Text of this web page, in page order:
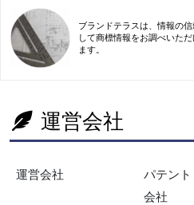
ブランドテラスは、情報の
して商標情報をお調べいた
ます。
運営会社
運営会社
パテン
会社